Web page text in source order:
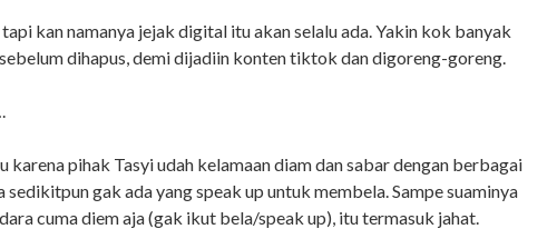
kan namanya jejak digital itu akan selalu ada. Yakin kok banyak
dihapus, demi dijadiin konten tiktok dan digoreng-goreng.
karena pihak Tasyi udah kelamaan diam dan sabar dengan berbagai
sedikitpun gak ada yang speak up untuk membela. Sampe suaminya
cuma diem aja (gak ikut bela/speak up), itu termasuk jahat.